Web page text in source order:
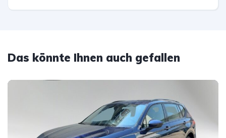
Das könnte Ihnen auch gefallen